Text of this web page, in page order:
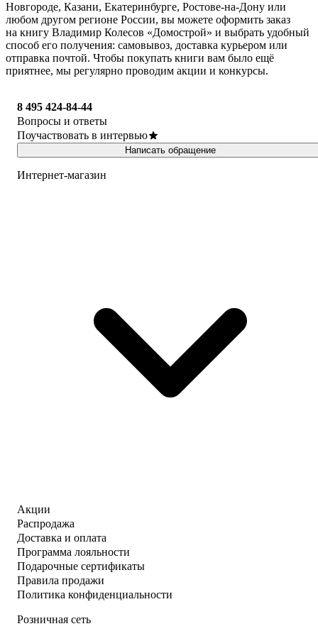
Новгороде, Казани, Екатеринбурге, Ростове-на-Дону или
любом другом регионе России, вы можете оформить заказ
на книгу Владимир Колесов «Домострой» и выбрать удобный
способ его получения: самовывоз, доставка курьером или
отправка почтой. Чтобы покупать книги вам было ещё
приятнее, мы регулярно проводим акции и конкурсы.
8 495 424-84-44
Вопросы и ответы
Поучаствовать в интервью
Написать обращение
Интернет-магазин
Акции
Распродажа
Доставка и оплата
Программа лояльности
Подарочные сертификаты
Правила продажи
Политика конфиденциальности
Розничная сеть